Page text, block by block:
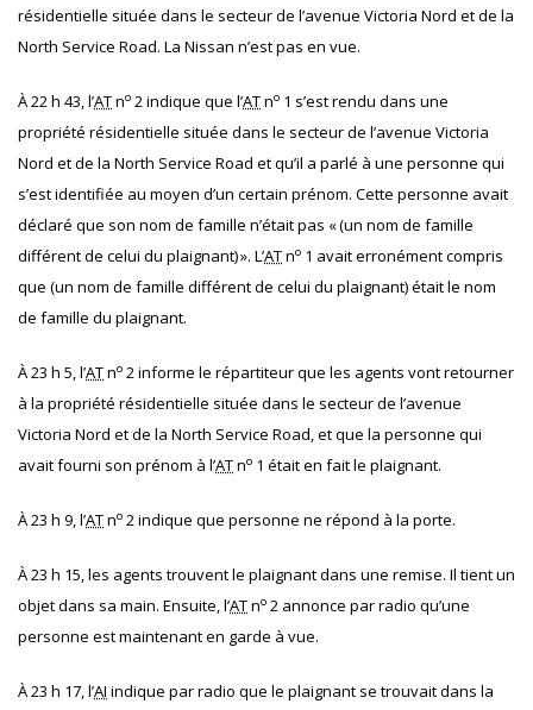
résidentielle située dans le secteur de l’avenue Victoria Nord et de la
North Service Road. La Nissan n’est pas en vue.
À 22 h 43, l’ATno 2 indique que l’ATno 1 s’est rendu dans une
propriété résidentielle située dans le secteur de l’avenue Victoria
Nord et de la North Service Road et qu’il a parlé à une personne qui
s’est identifiée au moyen d’un certain prénom. Cette personne avait
déclaré que son nom de famille n’était pas « (un nom de famille
différent de celui du plaignant) ». L’ATno 1 avait erronément compris
que (un nom de famille différent de celui du plaignant) était le nom
de famille du plaignant.
À 23 h 5, l’ATno 2 informe le répartiteur que les agents vont retourner
à la propriété résidentielle située dans le secteur de l’avenue
Victoria Nord et de la North Service Road, et que la personne qui
avait fourni son prénom à l’ATno 1 était en fait le plaignant.
À 23 h 9, l’ATno 2 indique que personne ne répond à la porte.
À 23 h 15, les agents trouvent le plaignant dans une remise. Il tient un
objet dans sa main. Ensuite, l’ATno 2 annonce par radio qu’une
personne est maintenant en garde à vue.
À 23 h 17, l’AI indique par radio que le plaignant se trouvait dans la